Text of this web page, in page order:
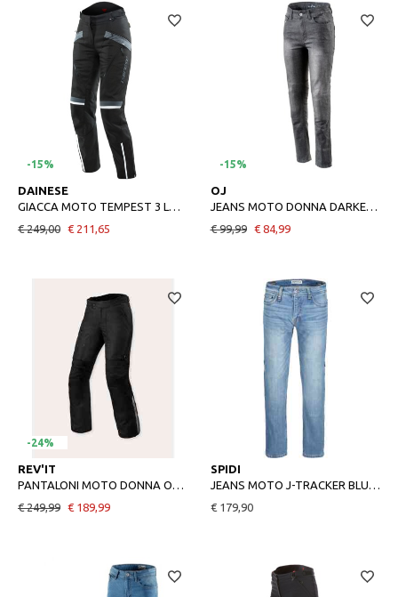
-15%
40 42
DAINESE
GIACCA MOTO TEMPEST 3 LADY DDRY PANTS BLACKBLACKEBONY
€ 249,00 € 211,65
-15%
40
OJ
JEANS MOTO DONNA DARKEN LADY NERO
€ 99,99
€ 84,99
-24%
40 42
REV'IT
€ 249,99 € 189,99
36 40
SPIDI
€ 179,90